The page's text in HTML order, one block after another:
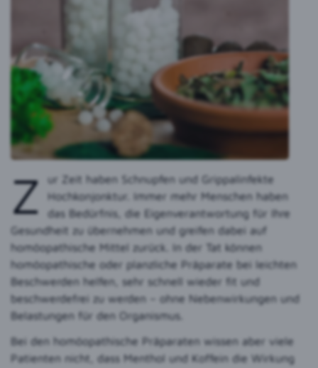
Z
ur Zeit haben Schnupfen und Grippalinfekte
Hochkonjonktur. Immer mehr Menschen haben
das Bedürfnis, die Eigenverantwortung für Ihre
Gesundheit zu übernehmen und greifen dabei auf
homöopathische Mittel zurück. In der Tat können
homöopathische oder planzliche Präparate bei leichten
Beschwerden helfen, sehr schnell wieder fit und
beschwerdefrei zu werden – ohne Nebenwirkungen und
Belastungen für den Organismus.
Bei den homöopathische Präparaten wissen aber viele
Patienten nicht, dass Menthol und Koffein die Wirkung